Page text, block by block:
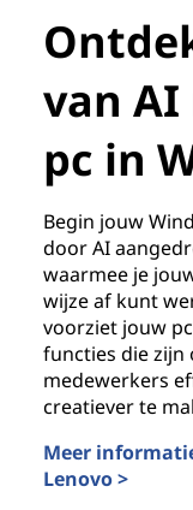
van
pc in
Begin jouw
door AI
waarmee je
wijze af kunt
voorziet jouw
functies die
medewerkers
creatiever te
Meer
Lenovo >